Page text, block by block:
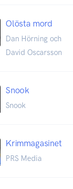
Olösta mord
Dan Hörning och
David Oscarsson
Snook
Snook
Krimmagasinet
PRS Media